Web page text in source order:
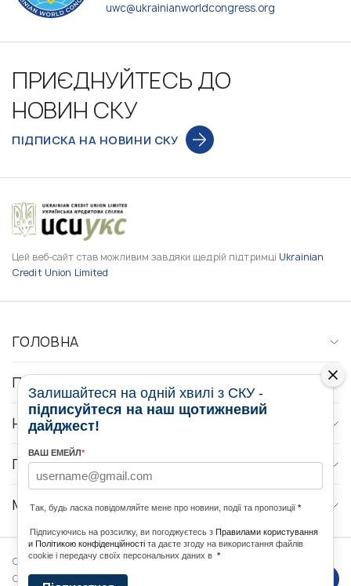
uwc@ukrainianworldcongress.org
ПРИЄДНУЙТЕСЬ ДО
НОВИН СКУ
ПІДПИСКА НА НОВИНИ СКУ
Цей веб-сайт став можливим завдяки щедрій підтримці Ukrainian
Credit Union Limited
ГОЛОВНА
ПРО НАС
НОВИНИ
ПРОГРАМИ
МЕДІА КОНТАКТИ
Copyright © 2026 Ukrainian World
Congress. Powered byDForce
Залишайтеся на одній хвилі з СКУ -
підписуйтеся на наш щотижневий
дайджест!
ВАШ ЕМЕЙЛ*
Так, будь ласка повідомляйте мене про новини, події та пропозиції *
Підписуючись на розсилку, ви погоджуєтесь з Правилами користування
и Політикою конфіденційності та даєте згоду на використання файлів
cookie і передачу своїх персональних даних в *